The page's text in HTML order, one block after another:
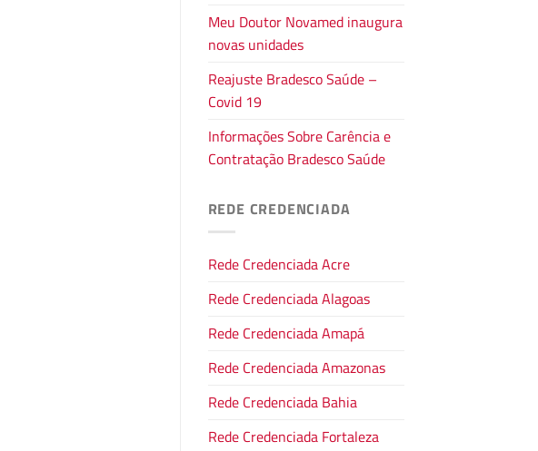
Meu Doutor Novamed inaugura
novas unidades
Reajuste Bradesco Saúde –
Covid 19
Informações Sobre Carência e
Contratação Bradesco Saúde
REDE CREDENCIADA
Rede Credenciada Acre
Rede Credenciada Alagoas
Rede Credenciada Amapá
Rede Credenciada Amazonas
Rede Credenciada Bahia
Rede Credenciada Fortaleza